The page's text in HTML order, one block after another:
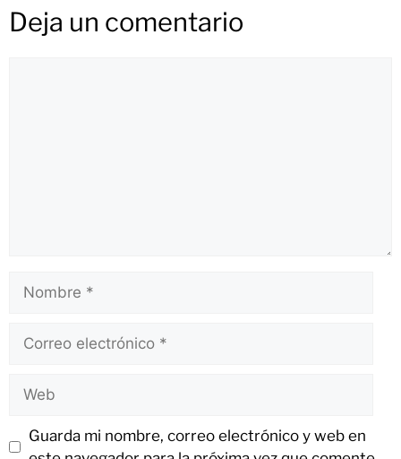
Deja un comentario
Guarda mi nombre, correo electrónico y web en